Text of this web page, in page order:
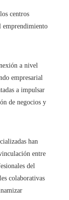
centros
emprendimiento
a nivel
empresarial
a impulsar
de negocios y
han
entre
del
colaborativas